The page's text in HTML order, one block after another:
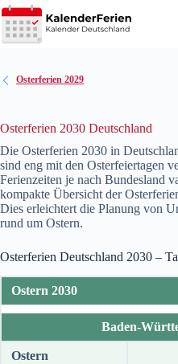
Zum
Inhalt
springen
Osterferien 2029
Osterferien 2030 Deutschland
Die Osterferien 2030 in
sind eng mit den Osterfeiertagen
Ferienzeiten je nach Bundesland
kompakte Übersicht der
Dies erleichtert die Planung von
rund um Ostern.
Osterferien Deutschland 2030 –
Ostern 2030
Baden-
Ostern